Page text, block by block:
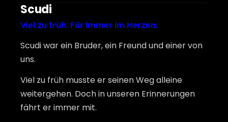
Scudi
Viel zu früh. Für immer im Herzen.
Scudi war ein Bruder, ein Freund und einer von
uns.
Viel zu früh musste er seinen Weg alleine
weitergehen. Doch in unseren Erinnerungen
fährt er immer mit.